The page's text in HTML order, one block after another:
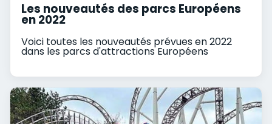
Les nouveautés des parcs Européens
en 2022
Voici toutes les nouveautés prévues en 2022
dans les parcs d'attractions Européens